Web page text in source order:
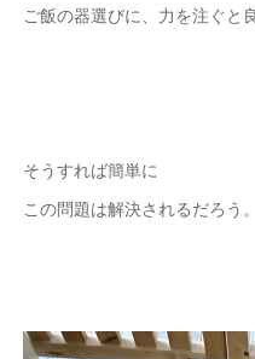
ご飯の器選びに、力を注ぐと
そうすれば簡単に
この問題は解決されるだろう。